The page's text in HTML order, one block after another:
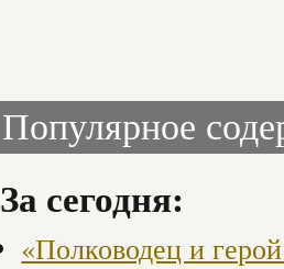
Популярное
За сегодня:
«Полководец и